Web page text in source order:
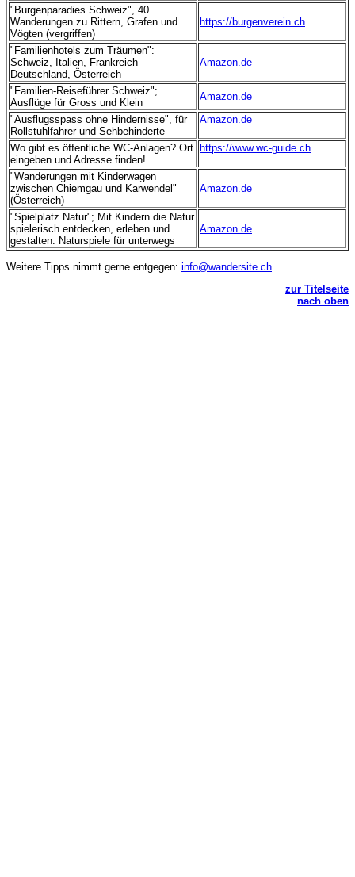
"Burgenparadies Schweiz", 40
Wanderungen zu Rittern, Grafen und
Vögten (vergriffen)
https://burgenverein.ch
"Familienhotels zum Träumen":
Schweiz, Italien, Frankreich
Deutschland, Österreich
Amazon.de
"Familien-Reiseführer Schweiz";
Ausflüge für Gross und Klein
Amazon.de
"Ausflugsspass ohne Hindernisse", für
Rollstuhlfahrer und Sehbehinderte
Amazon.de
Wo gibt es öffentliche WC-Anlagen? Ort
eingeben und Adresse finden!
https://www.wc-guide.ch
"Wanderungen mit Kinderwagen
zwischen Chiemgau und Karwendel"
(Österreich)
Amazon.de
"Spielplatz Natur"; Mit Kindern die Natur
spielerisch entdecken, erleben und
gestalten. Naturspiele für unterwegs
Amazon.de
Weitere Tipps nimmt gerne entgegen: info@wandersite.ch
zur Titelseite
nach oben